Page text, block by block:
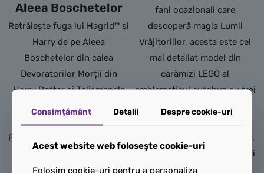
Aleea Boschetelor
Retrăiește fuga lui Hagrid™ și
Harry de pe Aleea
Boschetelor din calea
Devoratorilor Morții din
Harry Potter și Talismanele
Morții cu această jucărie cu
motocicletă LEGO® Harry
Potter™ (76459) pentru copii.
magic este un mic cadou
fani ocazionali care
descoperă magia Lumii
Vrăjitoriilor, acesta este cel
mai detaliat model din
cărămizi LEGO al
emblematicul autobuz cu trei
etaje Knight Bus. Nivelurile
pentru acces ușor la interior,
unde găsești paturi mobile și
un candelabru care se
Consimțământ Detalii Despre cookie-uri
Acest website web folosește cookie-uri
Folosim cookie-uri pentru a personaliza